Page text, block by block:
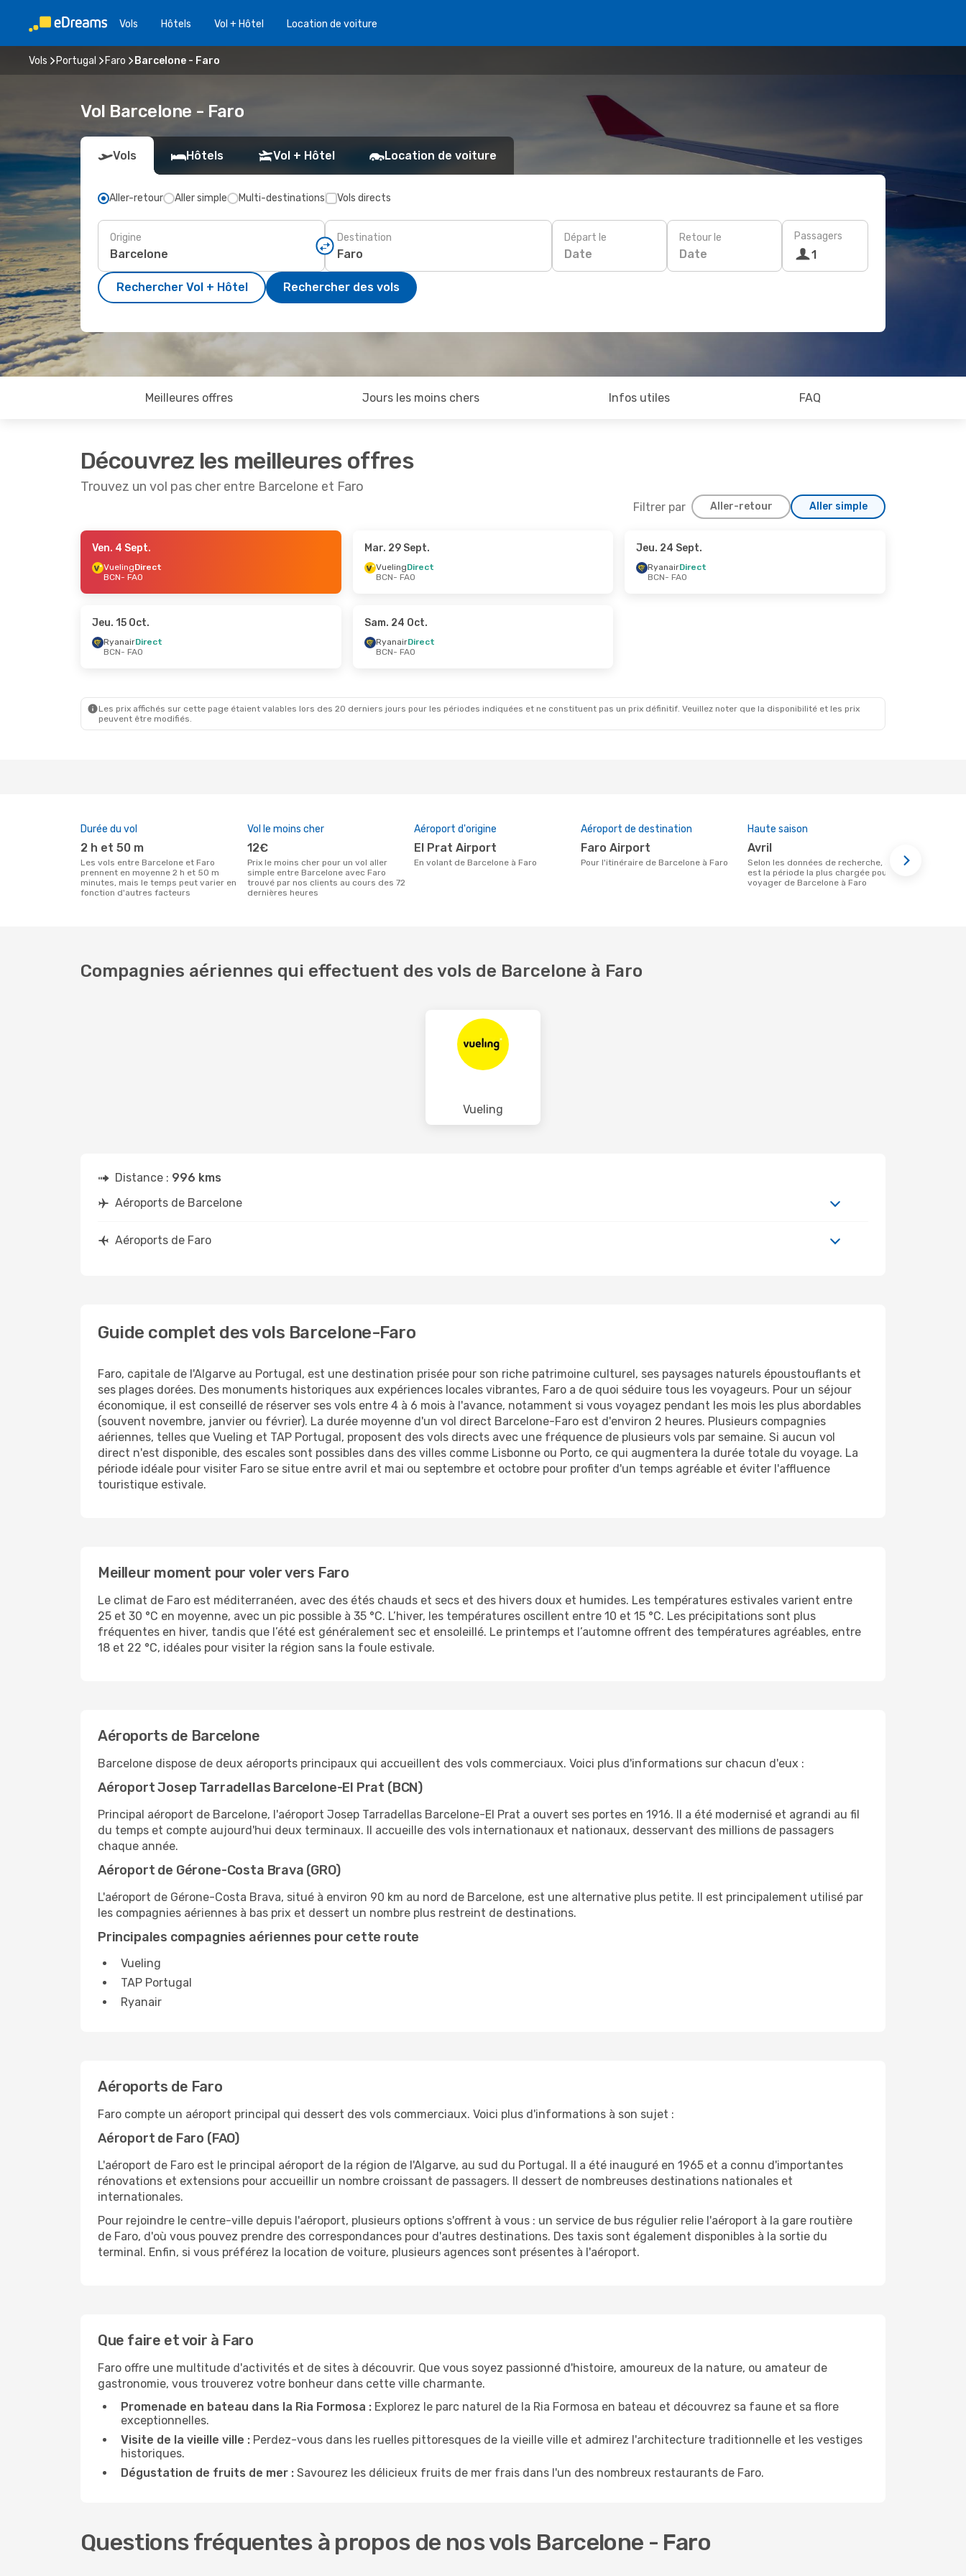
Vols Hôtels Vol + Hôtel Location de voiture
Vols Portugal Faro Barcelone - Faro
Vol Barcelone - Faro
Vols Hôtels Vol + Hôtel Location de voiture
Aller-retour Aller simple Multi-destinations Vols directs
Origine Destination Départ le
Date
Retour le
Date
Passagers
1
Rechercher Vol + Hôtel Rechercher des vols
Meilleures offres Jours les moins chers Infos utiles FAQ
Découvrez les meilleures offres
Trouvez un vol pas cher entre Barcelone et Faro
Filtrer par Aller-retour Aller simple
- Mar. 6 Oct. - Jeu. 24 Sept. - Jeu. 10 Sept.
- Jeu. 22 Oct. - Jeu. 3 Sept.
FAO
- BCN
FAO- BCN
Ven. 4 Sept.
VuelingDirect
BCN- FAO
Mar. 29 Sept.
VuelingDirect
BCN- FAO
Jeu. 24 Sept.
RyanairDirect
BCN- FAO
Jeu. 15 Oct.
RyanairDirect
BCN- FAO
Sam. 24 Oct.
RyanairDirect
BCN- FAO
Les prix affichés sur cette page étaient valables lors des 20 derniers jours pour les périodes indiquées et ne constituent pas un prix définitif. Veuillez noter que la disponibilité et les prix
peuvent être modifiés.
Durée du vol
2 h et 50 m
Les vols entre Barcelone et Faro
prennent en moyenne 2 h et 50 m
minutes, mais le temps peut varier en
fonction d'autres facteurs
Vol le moins cher
12€
Prix le moins cher pour un vol aller
simple entre Barcelone avec Faro
trouvé par nos clients au cours des 72
dernières heures
Aéroport d'origine
El Prat Airport
En volant de Barcelone à Faro
Aéroport de destination
Faro Airport
Pour l'itinéraire de Barcelone à Faro
Haute saison
avril
Selon les données de recherche, avril
est la période la plus chargée pour
voyager de Barcelone à Faro
Compagnies aériennes qui effectuent des vols de Barcelone à Faro
Vueling
Distance : 996 kms
Aéroports de Barcelone
Aéroports de Faro
Guide complet des vols Barcelone-Faro
Faro, capitale de l'Algarve au Portugal, est une destination prisée pour son riche patrimoine culturel, ses paysages naturels époustouflants et
ses plages dorées. Des monuments historiques aux expériences locales vibrantes, Faro a de quoi séduire tous les voyageurs. Pour un séjour
économique, il est conseillé de réserver ses vols entre 4 à 6 mois à l'avance, notamment si vous voyagez pendant les mois les plus abordables
(souvent novembre, janvier ou février). La durée moyenne d'un vol direct Barcelone-Faro est d'environ 2 heures. Plusieurs compagnies
aériennes, telles que Vueling et TAP Portugal, proposent des vols directs avec une fréquence de plusieurs vols par semaine. Si aucun vol
direct n'est disponible, des escales sont possibles dans des villes comme Lisbonne ou Porto, ce qui augmentera la durée totale du voyage. La
période idéale pour visiter Faro se situe entre avril et mai ou septembre et octobre pour profiter d'un temps agréable et éviter l'affluence
touristique estivale.
Meilleur moment pour voler vers Faro
Le climat de Faro est méditerranéen, avec des étés chauds et secs et des hivers doux et humides. Les températures estivales varient entre
25 et 30 °C en moyenne, avec un pic possible à 35 °C. L’hiver, les températures oscillent entre 10 et 15 °C. Les précipitations sont plus
fréquentes en hiver, tandis que l’été est généralement sec et ensoleillé. Le printemps et l’automne offrent des températures agréables, entre
18 et 22 °C, idéales pour visiter la région sans la foule estivale.
Aéroports de Barcelone
Barcelone dispose de deux aéroports principaux qui accueillent des vols commerciaux. Voici plus d'informations sur chacun d'eux :
Aéroport Josep Tarradellas Barcelone-El Prat (BCN)
Principal aéroport de Barcelone, l'aéroport Josep Tarradellas Barcelone-El Prat a ouvert ses portes en 1916. Il a été modernisé et agrandi au fil
du temps et compte aujourd'hui deux terminaux. Il accueille des vols internationaux et nationaux, desservant des millions de passagers
chaque année.
Aéroport de Gérone-Costa Brava (GRO)
L'aéroport de Gérone-Costa Brava, situé à environ 90 km au nord de Barcelone, est une alternative plus petite. Il est principalement utilisé par
les compagnies aériennes à bas prix et dessert un nombre plus restreint de destinations.
Principales compagnies aériennes pour cette route
Vueling
TAP Portugal
Ryanair
Aéroports de Faro
Faro compte un aéroport principal qui dessert des vols commerciaux. Voici plus d'informations à son sujet :
Aéroport de Faro (FAO)
L'aéroport de Faro est le principal aéroport de la région de l'Algarve, au sud du Portugal. Il a été inauguré en 1965 et a connu d'importantes
rénovations et extensions pour accueillir un nombre croissant de passagers. Il dessert de nombreuses destinations nationales et
internationales.
Pour rejoindre le centre-ville depuis l'aéroport, plusieurs options s'offrent à vous : un service de bus régulier relie l'aéroport à la gare routière
de Faro, d'où vous pouvez prendre des correspondances pour d'autres destinations. Des taxis sont également disponibles à la sortie du
terminal. Enfin, si vous préférez la location de voiture, plusieurs agences sont présentes à l'aéroport.
Que faire et voir à Faro
Faro offre une multitude d'activités et de sites à découvrir. Que vous soyez passionné d'histoire, amoureux de la nature, ou amateur de
gastronomie, vous trouverez votre bonheur dans cette ville charmante.
Promenade en bateau dans la Ria Formosa : Explorez le parc naturel de la Ria Formosa en bateau et découvrez sa faune et sa flore
exceptionnelles.
Visite de la vieille ville : Perdez-vous dans les ruelles pittoresques de la vieille ville et admirez l'architecture traditionnelle et les vestiges
historiques.
Dégustation de fruits de mer : Savourez les délicieux fruits de mer frais dans l'un des nombreux restaurants de Faro.
Questions fréquentes à propos de nos vols Barcelone - Faro